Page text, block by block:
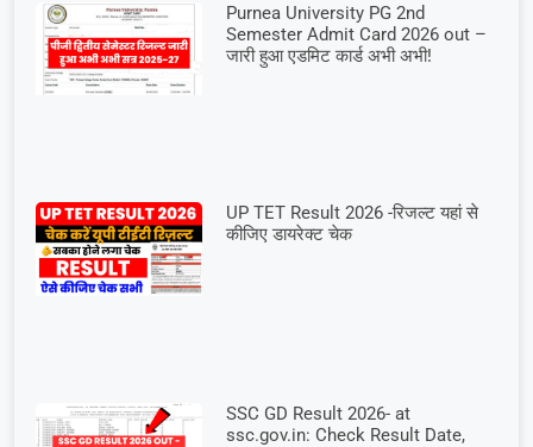
Purnea University PG 2nd
Semester Admit Card 2026 out –
जारी हुआ एडमिट कार्ड अभी अभी!
UP TET Result 2026 -रिजल्ट यहां से
कीजिए डायरेक्ट चेक
SSC GD Result 2026- at
ssc.gov.in: Check Result Date,